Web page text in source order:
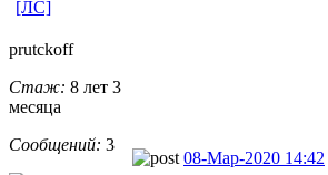
[ЛС]
prutckoff
Стаж: 8 лет 3
месяца
Сообщений: 3
08-Мар-2020 14:42